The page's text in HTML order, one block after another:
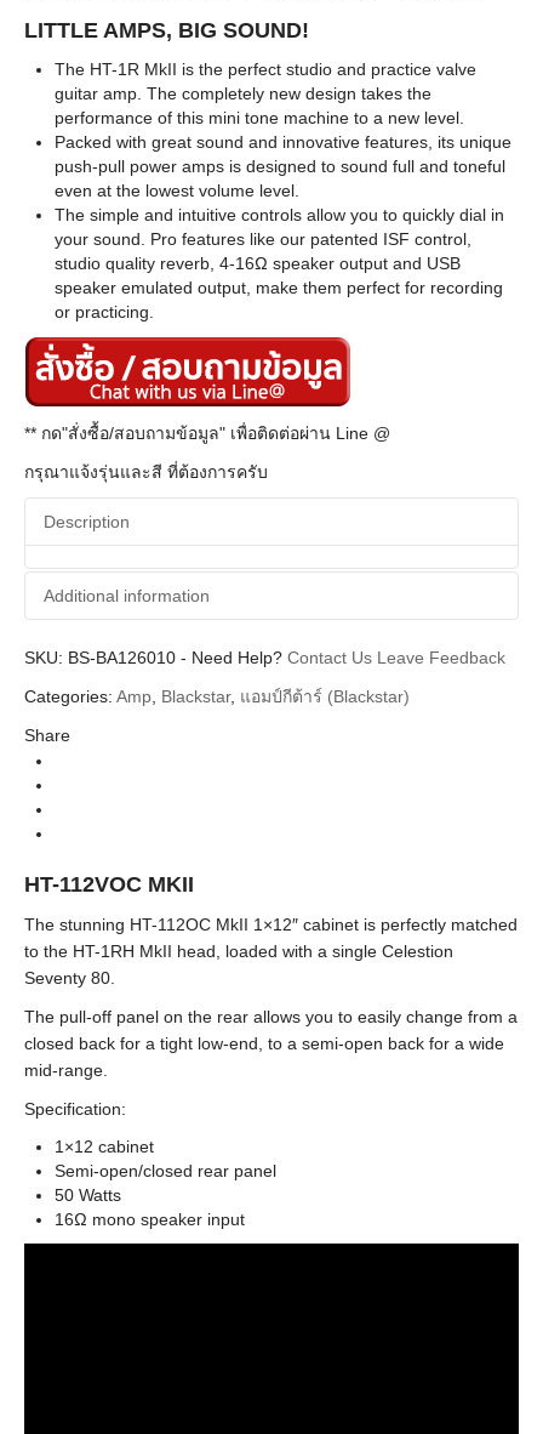
LITTLE AMPS, BIG SOUND!
The HT-1R MkII is the perfect studio and practice valve
guitar amp. The completely new design takes the
performance of this mini tone machine to a new level.
Packed with great sound and innovative features, its unique
push-pull power amps is designed to sound full and toneful
even at the lowest volume level.
The simple and intuitive controls allow you to quickly dial in
your sound. Pro features like our patented ISF control,
studio quality reverb, 4-16Ω speaker output and USB
speaker emulated output, make them perfect for recording
or practicing.
** กด"สั่งซื้อ/สอบถามข้อมูล" เพื่อติดต่อผ่าน Line @
กรุณาแจ้งรุ่นและสี ที่ต้องการครับ
Description
Additional information
Additional information
Brands Blackstar
SKU: BS-BA126010 - Need Help? Contact Us Leave Feedback
Categories: Amp Blackstar, แอมป์กีต้าร์ (Blackstar)
Share
HT-112VOC MKII
The stunning HT-112OC MkII 1×12″ cabinet is perfectly matched
to the HT-1RH MkII head, loaded with a single Celestion
Seventy 80.
The pull-off panel on the rear allows you to easily change from a
closed back for a tight low-end, to a semi-open back for a wide
mid-range.
Specification:
1×12 cabinet
Semi-open/closed rear panel
50 Watts
16Ω mono speaker input